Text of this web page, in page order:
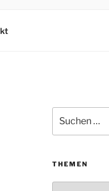
nach:
THEMEN